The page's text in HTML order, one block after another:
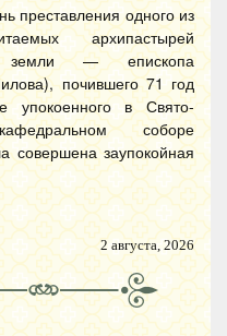
преставления одного из
архипастырей
земли — епископа
почившего 71 год
упокоенного в Свято-
соборе
совершена заупокойная
2 августа, 2026